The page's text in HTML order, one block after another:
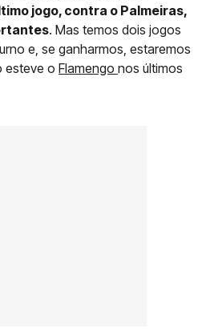
jogo, contra o Palmeiras,
. Mas temos dois jogos
e, se ganharmos, estaremos
esteve o Flamengo nos últimos